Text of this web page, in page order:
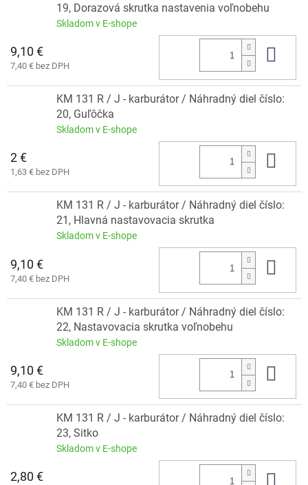
19, Dorazová skrutka nastavenia voľnobehu
Skladom v E-shope
9,10 €
7,40 € bez DPH
KM 131 R / J - karburátor / Náhradný diel číslo:
20, Guľôčka
Skladom v E-shope
2 €
1,63 € bez DPH
KM 131 R / J - karburátor / Náhradný diel číslo:
21, Hlavná nastavovacia skrutka
Skladom v E-shope
9,10 €
7,40 € bez DPH
KM 131 R / J - karburátor / Náhradný diel číslo:
22, Nastavovacia skrutka voľnobehu
Skladom v E-shope
9,10 €
7,40 € bez DPH
KM 131 R / J - karburátor / Náhradný diel číslo:
23, Sitko
Skladom v E-shope
2,80 €